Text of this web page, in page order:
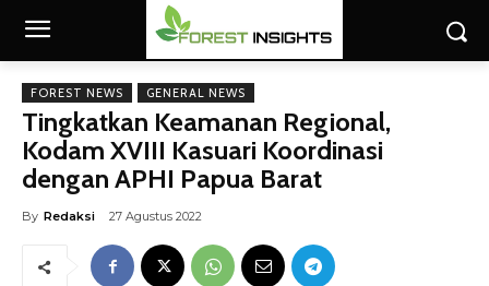
FOREST NEWS GENERAL NEWS
Tingkatkan Keamanan Regional,
Kodam XVIII Kasuari Koordinasi
dengan APHI Papua Barat
By Redaksi 27 Agustus 2022